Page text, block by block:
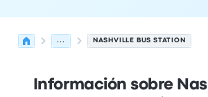
... NASHVILLE BUS STATION
Información sobre